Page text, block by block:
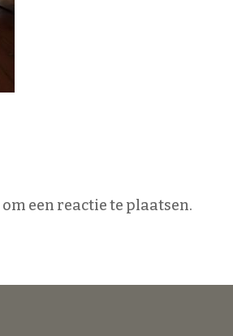
om een reactie te plaatsen.